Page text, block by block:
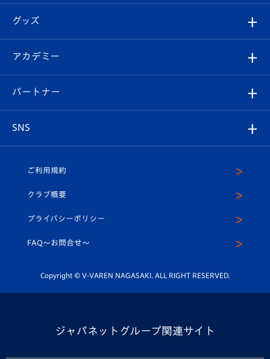
チケット
イベント
メディア
ホームタウン
スタッフプロフィール
マスコット紹介
平和祈念活動
ホームタウン活動
はじめての観戦ガイド
Revive Team
ヴィヴィくんの長崎おもてなしガイド
フォトギャラリー
スタジアムグルメ
チケット
V-LOVERS（ファンクラブ）
プレイヤーズスイート
グッズ
オンラインショップ
店舗情報
アカデミー
育成からのお知らせ
U-18
スクール
パートナー
SNS
ヴィヴィくんインスタグラム
公式LINE＠
ご利用規約
クラブ概要
プライバシーポリシー
FAQ〜お問合せ〜
Copyright © V-VAREN NAGASAKI. ALL RIGHT RESERVED.
ジャパネットグループ関連サイト